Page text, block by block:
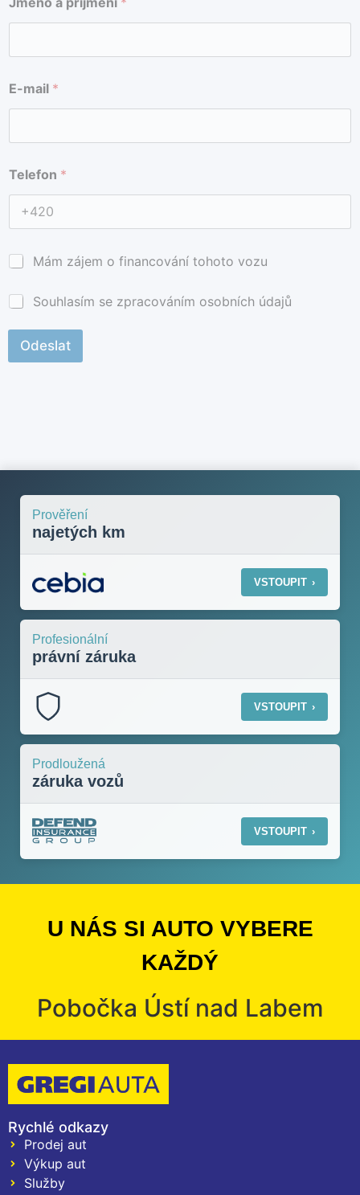
E-mail *
m
é
E
-
a
l
Telefon *
-
a
i
Mám zájem o financování tohoto vozu
* Souhlasím se zpracováním osobních údajů
Odeslat
Prověření
najetých km
VSTOUPIT ›
Profesionální
právní záruka
VSTOUPIT ›
Prodloužená
záruka vozů
VSTOUPIT ›
U NÁS SI AUTO VYBERE
KAŽDÝ
Pobočka Ústí nad Labem
Rychlé odkazy
Prodej aut
Výkup aut
Služby